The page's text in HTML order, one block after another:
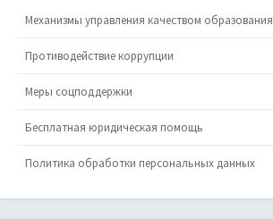
Механизмы управления качеством образования
Противодействие коррупции
Меры соцподдержки
Бесплатная юридическая помощь
Политика обработки персональных данных